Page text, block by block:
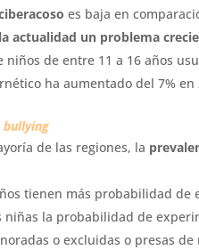
es baja en
actualidad un problema
niños de entre 11 a 16 años
ha aumentado del 7% en
bullying
de las regiones, la
tienen más probabilidad de
niñas la probabilidad de
o excluidas o presas de